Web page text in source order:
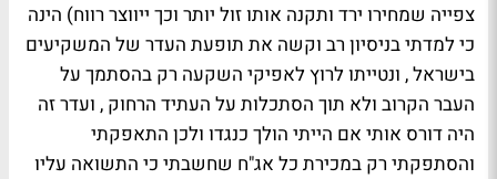
צפייה שמחירו ירד ותקנה אותו זול יותר וכך ייווצר רווח) הינה
כי למדתי בניסיון רב וקשה את תופעת העדר של המשקיעים
בישראל , ונטייתו לרוץ לאפיקי השקעה רק בהסתמך על
העבר הקרוב ולא תוך הסתכלות על העתיד הרחוק , ועדר זה
היה דורס אותי אם הייתי הולך כנגדו ולכן התאפקתי
והסתפקתי רק במכירת כל אג"ח שחשבתי כי התשואה עליו